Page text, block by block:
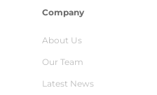
Company
About Us
Our Team
Latest News